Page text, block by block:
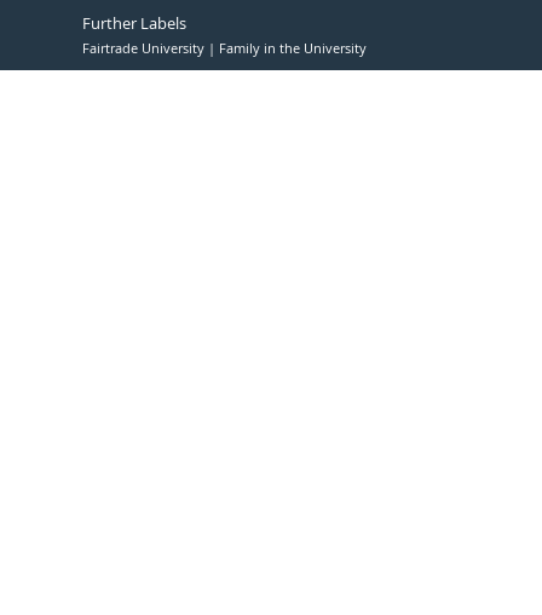
Further Labels
Fairtrade University Family in the University